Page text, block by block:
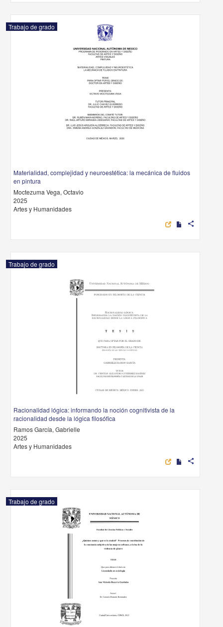
Trabajo de grado
Materialidad, complejidad y neuroestética: la mecánica de fluidos
en pintura
Moctezuma Vega, Octavio
2025
Artes y Humanidades
share
Trabajo de grado
Racionalidad lógica: informando la noción cognitivista de la
racionalidad desde la lógica filosófica
Ramos García, Gabrielle
2025
Artes y Humanidades
share
Trabajo de grado